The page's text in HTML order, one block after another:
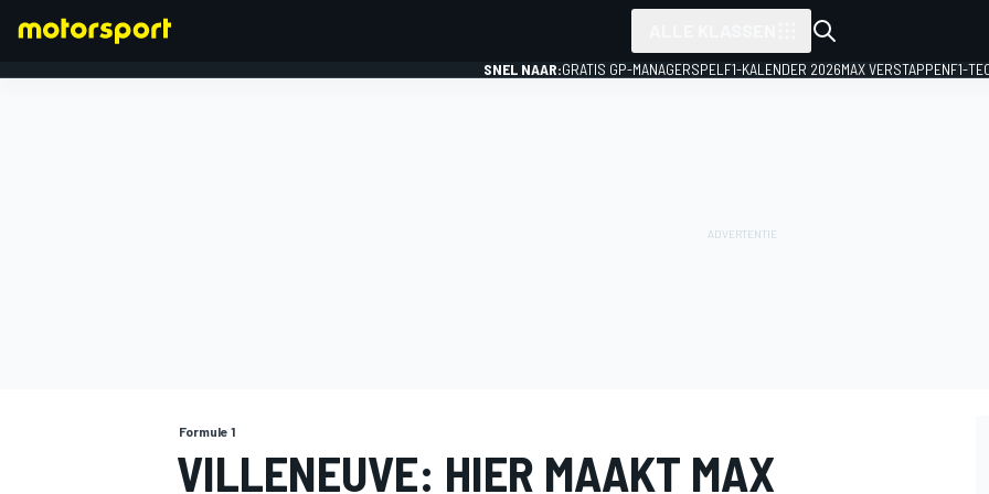
SNEL NAAR:GRATIS GP-MANAGERSPEL F1-KALENDER 2026MAX VERSTAPPENF1-
Formule 1
VILLENEUVE: HIER MAAKT MAX